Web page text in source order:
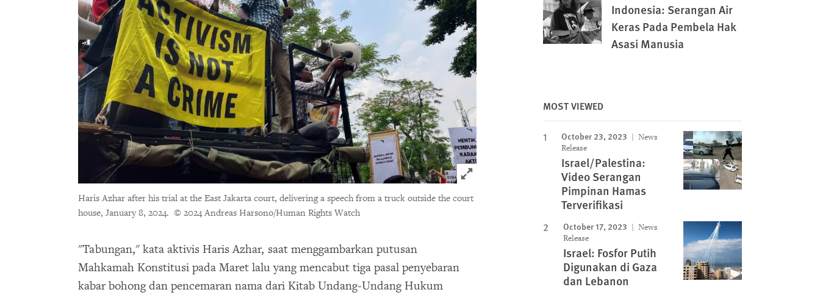
Click to expand Image
Haris Azhar after his trial at the East Jakarta court, delivering a speech from a truck outside the court
house, January 8, 2024. © 2024 Andreas Harsono/Human Rights Watch
"Tabungan," kata aktivis Haris Azhar, saat menggambarkan putusan
Mahkamah Konstitusi pada Maret lalu yang mencabut tiga pasal penyebaran
kabar bohong dan pencemaran nama dari Kitab Undang-Undang Hukum
Indonesia: Serangan Air
Keras Pada Pembela Hak
Asasi Manusia
MOST VIEWED
October 23, 2023
News
Release
Israel/Palestina:
Video Serangan
Pimpinan Hamas
Terverifikasi
October 17, 2023
News
Release
Israel: Fosfor Putih
Digunakan di Gaza
dan Lebanon